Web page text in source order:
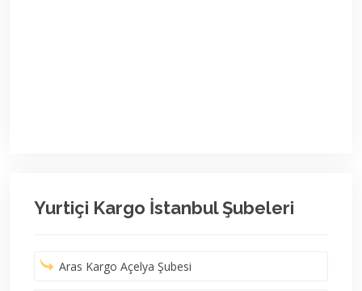
Yurtiçi Kargo İstanbul Şubeleri
Aras Kargo Açelya Şubesi